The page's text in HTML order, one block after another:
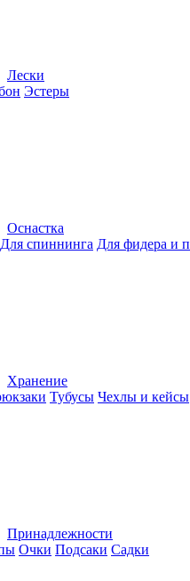
Лески
Эстеры
Оснастка
Для спиннинга Для фидера и
Хранение
Тубусы Чехлы и кейсы
Принадлежности
Очки Подсаки Садки